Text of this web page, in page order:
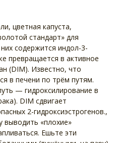
цветная капуста,
стандарт» для
содержится индол-3-
превращается в активное
(DIM). Известно, что
в печени по трём путям.
— гидроксилирование в
DIM сдвигает
2-гидроксиэстрогенов.,
выводить «плохие»
Ешьте эти